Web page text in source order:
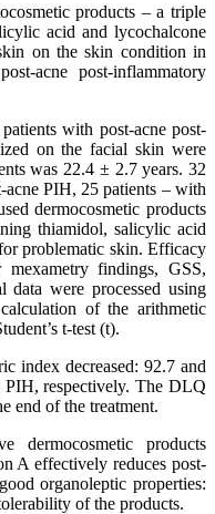
products – a triple
acid and lycochalcone
on the skin condition in
acne post-inflammatory
with post-acne post-
on the facial skin were
was 22.4 ± 2.7 years. 32
PIH, 25 patients – with
dermocosmetic products
thiamidol, salicylic acid
problematic skin. Efficacy
findings, GSS,
were processed using
of the arithmetic
t-test (t).
index decreased: 92.7 and
PIH, respectively. The DLQ
end of the treatment.
dermocosmetic products
A effectively reduces post-
organoleptic properties:
of the products.